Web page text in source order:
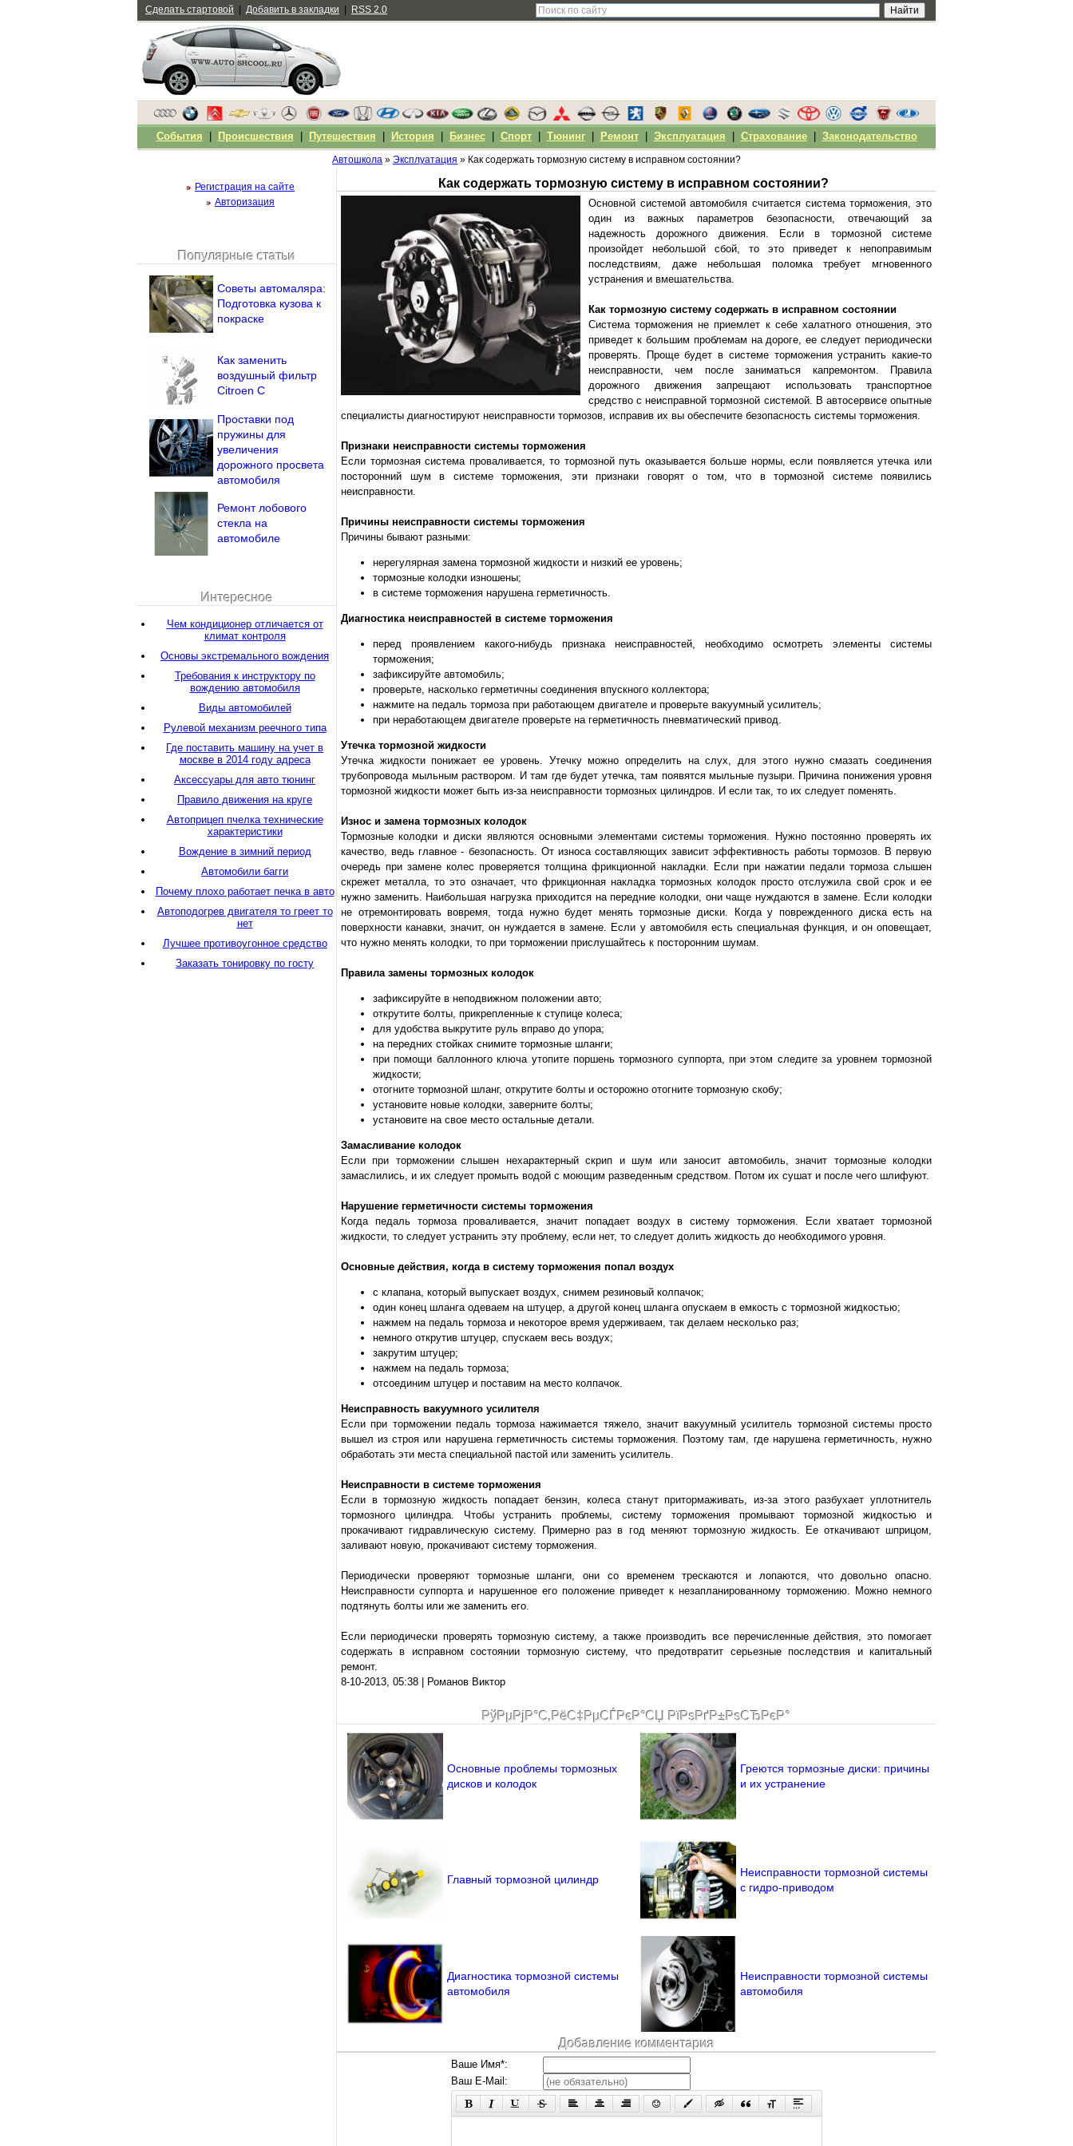
Автошкола » Эксплуатация » Как содержать тормозную систему в исправном состоянии?
Как содержать тормозную систему в исправном состоянии?
Основной системой автомобиля считается система торможения, это
один из важных параметров безопасности, отвечающий за
надежность дорожного движения. Если в тормозной системе
произойдет небольшой сбой, то это приведет к непоправимым
последствиям, даже небольшая поломка требует мгновенного
устранения и вмешательства.
Как тормозную систему содержать в исправном состоянии
Система торможения не приемлет к себе халатного отношения, это
приведет к большим проблемам на дороге, ее следует периодически
проверять. Проще будет в системе торможения устранить какие-то
неисправности, чем после заниматься капремонтом. Правила
дорожного движения запрещают использовать транспортное
средство с неисправной тормозной системой. В автосервисе опытные
специалисты диагностируют неисправности тормозов, исправив их вы обеспечите безопасность системы торможения.
Признаки неисправности системы торможения
Если тормозная система проваливается, то тормозной путь оказывается больше нормы, если появляется утечка или
посторонний шум в системе торможения, эти признаки говорят о том, что в тормозной системе появились
неисправности.
Причины неисправности системы торможения
Причины бывают разными:
нерегулярная замена тормозной жидкости и низкий ее уровень;
тормозные колодки изношены;
в системе торможения нарушена герметичность.
Диагностика неисправностей в системе торможения
перед проявлением какого-нибудь признака неисправностей, необходимо осмотреть элементы системы
торможения;
зафиксируйте автомобиль;
проверьте, насколько герметичны соединения впускного коллектора;
нажмите на педаль тормоза при работающем двигателе и проверьте вакуумный усилитель;
при неработающем двигателе проверьте на герметичность пневматический привод.
Утечка тормозной жидкости
Утечка жидкости понижает ее уровень. Утечку можно определить на слух, для этого нужно смазать соединения
трубопровода мыльным раствором. И там где будет утечка, там появятся мыльные пузыри. Причина понижения уровня
тормозной жидкости может быть из-за неисправности тормозных цилиндров. И если так, то их следует поменять.
Износ и замена тормозных колодок
Тормозные колодки и диски являются основными элементами системы торможения. Нужно постоянно проверять их
качество, ведь главное - безопасность. От износа составляющих зависит эффективность работы тормозов. В первую
очередь при замене колес проверяется толщина фрикционной накладки. Если при нажатии педали тормоза слышен
скрежет металла, то это означает, что фрикционная накладка тормозных колодок просто отслужила свой срок и ее
нужно заменить. Наибольшая нагрузка приходится на передние колодки, они чаще нуждаются в замене. Если колодки
не отремонтировать вовремя, тогда нужно будет менять тормозные диски. Когда у поврежденного диска есть на
поверхности канавки, значит, он нуждается в замене. Если у автомобиля есть специальная функция, и он оповещает,
что нужно менять колодки, то при торможении прислушайтесь к посторонним шумам.
Правила замены тормозных колодок
зафиксируйте в неподвижном положении авто;
открутите болты, прикрепленные к ступице колеса;
для удобства выкрутите руль вправо до упора;
на передних стойках снимите тормозные шланги;
при помощи баллонного ключа утопите поршень тормозного суппорта, при этом следите за уровнем тормозной
жидкости;
отогните тормозной шланг, открутите болты и осторожно отогните тормозную скобу;
установите новые колодки, заверните болты;
установите на свое место остальные детали.
Замасливание колодок
Если при торможении слышен нехарактерный скрип и шум или заносит автомобиль, значит тормозные колодки
замаслились, и их следует промыть водой с моющим разведенным средством. Потом их сушат и после чего шлифуют.
Нарушение герметичности системы торможения
Когда педаль тормоза проваливается, значит попадает воздух в систему торможения. Если хватает тормозной
жидкости, то следует устранить эту проблему, если нет, то следует долить жидкость до необходимого уровня.
Основные действия, когда в систему торможения попал воздух
с клапана, который выпускает воздух, снимем резиновый колпачок;
один конец шланга одеваем на штуцер, а другой конец шланга опускаем в емкость с тормозной жидкостью;
нажмем на педаль тормоза и некоторое время удерживаем, так делаем несколько раз;
немного открутив штуцер, спускаем весь воздух;
закрутим штуцер;
нажмем на педаль тормоза;
отсоединим штуцер и поставим на место колпачок.
Неисправность вакуумного усилителя
Если при торможении педаль тормоза нажимается тяжело, значит вакуумный усилитель тормозной системы просто
вышел из строя или нарушена герметичность системы торможения. Поэтому там, где нарушена герметичность, нужно
обработать эти места специальной пастой или заменить усилитель.
Неисправности в системе торможения
Если в тормозную жидкость попадает бензин, колеса станут притормаживать, из-за этого разбухает уплотнитель
тормозного цилиндра. Чтобы устранить проблемы, систему торможения промывают тормозной жидкостью и
прокачивают гидравлическую систему. Примерно раз в год меняют тормозную жидкость. Ее откачивают шприцом,
заливают новую, прокачивают систему торможения.
Периодически проверяют тормозные шланги, они со временем трескаются и лопаются, что довольно опасно.
Неисправности суппорта и нарушенное его положение приведет к незапланированному торможению. Можно немного
подтянуть болты или же заменить его.
Если периодически проверять тормозную систему, а также производить все перечисленные действия, это помогает
содержать в исправном состоянии тормозную систему, что предотвратит серьезные последствия и капитальный
ремонт.
8-10-2013, 05:38 | Романов Виктор
РўРµРјР°С‚РёС‡РµСЃРєР°СЏ РїРѕРґР±РѕСЂРєР°
Основные проблемы тормозных
дисков и колодок
Греются тормозные диски: причины
и их устранение
Главный тормозной цилиндр
Неисправности тормозной системы
с гидро-приводом
Диагностика тормозной системы
автомобиля
Неисправности тормозной системы
автомобиля
Добавление комментария
Ваше Имя*:
Ваш E-Mail:
Регистрация на сайте
Авторизация
Напомнить пароль?
Популярные статьи
Советы автомаляра:
Подготовка кузова к
покраске
Как заменить
воздушный фильтр
Citroen C
Проставки под
пружины для
увеличения
дорожного просвета
автомобиля
Ремонт лобового
стекла на
автомобиле
Интересное
Чем кондиционер отличается от
климат контроля
Основы экстремального вождения
Требования к инструктору по
вождению автомобиля
Виды автомобилей
Рулевой механизм реечного типа
Где поставить машину на учет в
москве в 2014 году адреса
Аксессуары для авто тюнинг
Правило движения на круге
Автоприцеп пчелка технические
характеристики
Вождение в зимний период
Автомобили багги
Почему плохо работает печка в авто
Автоподогрев двигателя то греет то
нет
Лучшее противоугонное средство
Заказать тонировку по госту
Сделать стартовой Добавить в закладки RSS 2.0
События Происшествия Путешествия История Бизнес| Спорт| Тюнинг| Ремонт| Эксплуатация Страхование| Законодательство